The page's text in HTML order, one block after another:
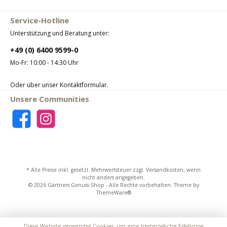
Service-Hotline
Unterstützung und Beratung unter:
+49 (0) 6400 9599-0
Mo-Fr: 10:00 - 14:30 Uhr
Oder über unser Kontaktformular.
Unsere Communities
* Alle Preise inkl. gesetzl. Mehrwertsteuer zzgl. Versandkosten, wenn
nicht anders angegeben.
© 2026 Gärtners Genuss Shop - Alle Rechte vorbehalten. Theme by
ThemeWare®